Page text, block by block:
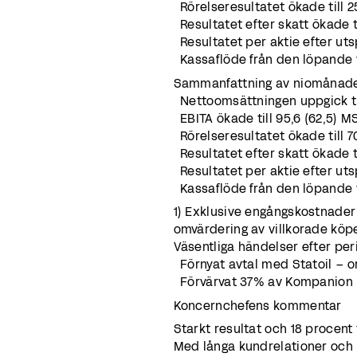
Rörelseresultatet ökade till
Resultatet efter skatt ökade
Resultatet per aktie efter
Kassaflöde från den löpande
Sammanfattning av
Nettoomsättningen uppgick
EBITA ökade till 95,6 (62,5)
Rörelseresultatet ökade till
Resultatet efter skatt ökade
Resultatet per aktie efter
Kassaflöde från den löpande
1) Exklusive
omvärdering av villkorade
Väsentliga händelser efter
Förnyat avtal med Statoil –
Förvärvat 37% av
Koncernchefens kommentar
Starkt resultat och 18
Med långa kundrelationer